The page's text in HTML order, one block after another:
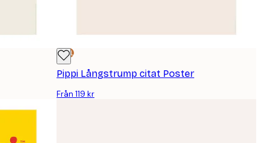
DEAL
Pippi Långstrump citat Poster
Från 119 kr